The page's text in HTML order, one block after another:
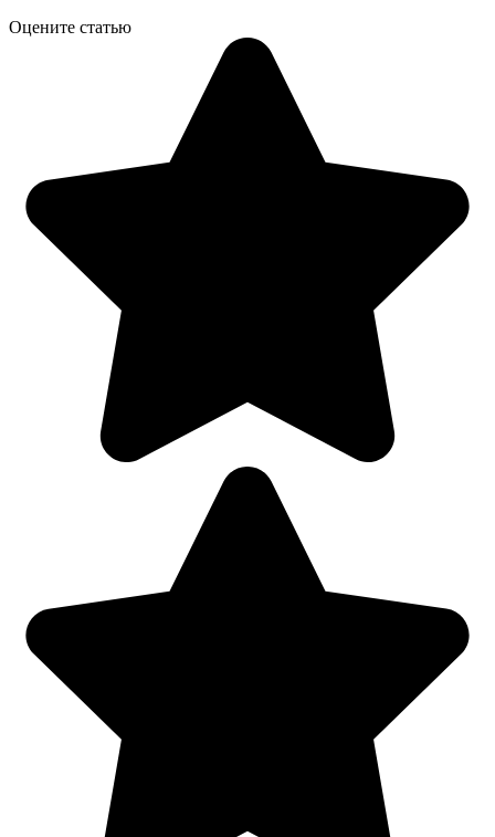
Оцените статью